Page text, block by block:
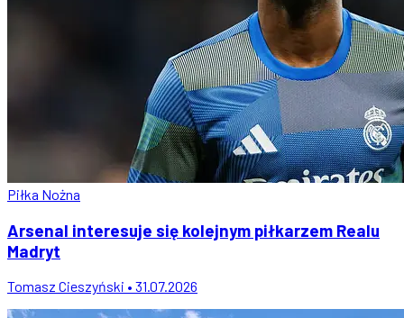
Piłka Nożna
Arsenal interesuje się kolejnym piłkarzem Realu
Madryt
Tomasz Cieszyński • 31.07.2026